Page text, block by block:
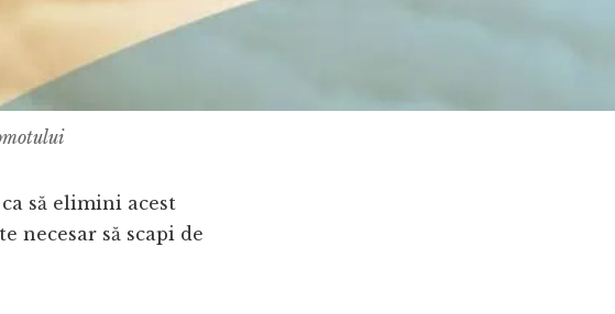
să elimini acest
necesar să scapi de